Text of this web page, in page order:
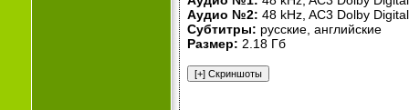
Аудио №2: 48 kHz, AC3 Dolby
Субтитры: русские, английские
Размер: 2.18 Гб